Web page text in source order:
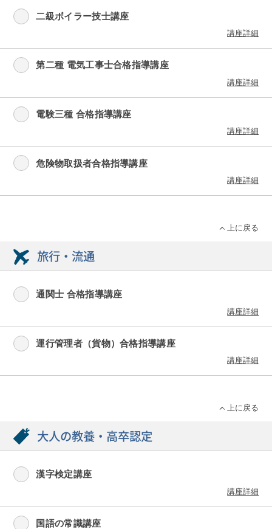
二級ボイラー技士講座
講座詳細
第二種 電気工事士合格指導講座
講座詳細
電験三種 合格指導講座
講座詳細
危険物取扱者合格指導講座
講座詳細
上に戻る
旅行・流通
通関士 合格指導講座
講座詳細
運行管理者（貨物）合格指導講座
講座詳細
上に戻る
大人の教養・高卒認定
漢字検定講座
講座詳細
国語の常識講座